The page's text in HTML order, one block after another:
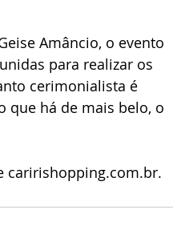
Amâncio, o evento
para realizar os
cerimonialista é
que há de mais belo, o
caririshopping.com.br.